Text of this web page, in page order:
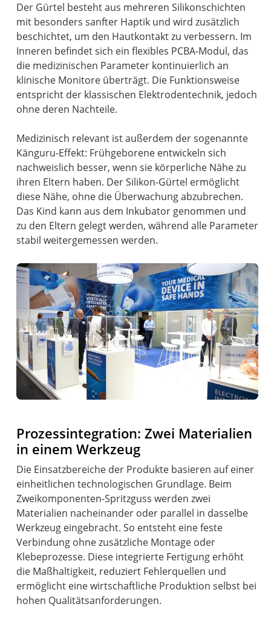
Der Gürtel besteht aus mehreren Silikonschichten
mit besonders sanfter Haptik und wird zusätzlich
beschichtet, um den Hautkontakt zu verbessern. Im
Inneren befindet sich ein flexibles PCBA-Modul, das
die medizinischen Parameter kontinuierlich an
klinische Monitore überträgt. Die Funktionsweise
entspricht der klassischen Elektrodentechnik, jedoch
ohne deren Nachteile.
Medizinisch relevant ist außerdem der sogenannte
Känguru-Effekt: Frühgeborene entwickeln sich
nachweislich besser, wenn sie körperliche Nähe zu
ihren Eltern haben. Der Silikon-Gürtel ermöglicht
diese Nähe, ohne die Überwachung abzubrechen.
Das Kind kann aus dem Inkubator genommen und
zu den Eltern gelegt werden, während alle Parameter
stabil weitergemessen werden.
Prozessintegration: Zwei Materialien
in einem Werkzeug
Die Einsatzbereiche der Produkte basieren auf einer
einheitlichen technologischen Grundlage. Beim
Zweikomponenten-Spritzguss werden zwei
Materialien nacheinander oder parallel in dasselbe
Werkzeug eingebracht. So entsteht eine feste
Verbindung ohne zusätzliche Montage oder
Klebeprozesse. Diese integrierte Fertigung erhöht
die Maßhaltigkeit, reduziert Fehlerquellen und
ermöglicht eine wirtschaftliche Produktion selbst bei
hohen Qualitätsanforderungen.